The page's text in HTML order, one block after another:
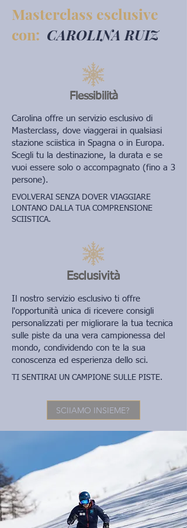
Masterclass esclusive
con: CAROLINA RUIZ
Flessibilità
Carolina offre un servizio esclusivo di
Masterclass, dove viaggerai in qualsiasi
stazione sciistica in Spagna o in Europa.
Scegli tu la destinazione, la durata e se
vuoi essere solo o accompagnato (fino a 3
persone).
EVOLVERAI SENZA DOVER VIAGGIARE
LONTANO DALLA TUA COMPRENSIONE
SCIISTICA.
Esclusività
Il nostro servizio esclusivo ti offre
l'opportunità unica di ricevere consigli
personalizzati per migliorare la tua tecnica
sulle piste da una vera campionessa del
mondo, condividendo con te la sua
conoscenza ed esperienza dello sci.
TI SENTIRAI UN CAMPIONE SULLE PISTE.
SCIIAMO INSIEME?